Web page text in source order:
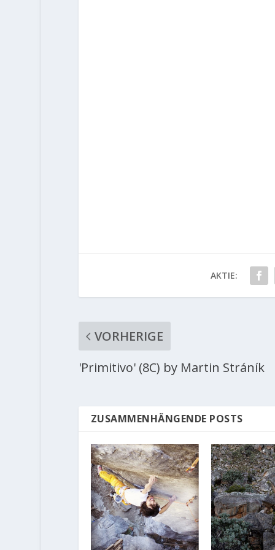
AKTIE:
VORHERIGE
'Primitivo' (8C) by Martin Stráník
ZUSAMMENHÄNGENDE POSTS